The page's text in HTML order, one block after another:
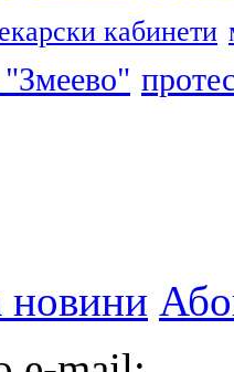
кабинети
новини